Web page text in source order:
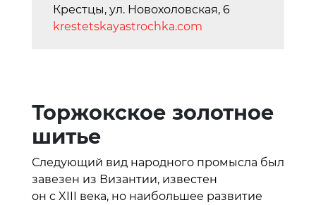
Крестцы, ул. Новохоловская, 6
krestetskayastrochka.com
Торжокское золотное
шитье
Следующий вид народного промысла был
завезен из Византии, известен
он с XIII века, но наибольшее развитие